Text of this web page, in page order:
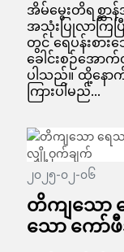
အိမ်မွေးတိရစ္ဆာ
အသုံးပြုလာကြပ
တွင် ရေပန်းစား
ခေါင်းစဉ်အော
ပါသည်။ ထို့နေ
ကြားပါမည်...
၂၀၂၅-၀၂-၀၆
တိကျသော
သော ကေ